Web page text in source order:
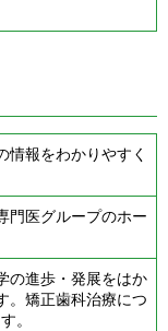
情報をわかりやすく
門医グループのホー
の進歩・発展をはか
。矯正歯科治療につ
。